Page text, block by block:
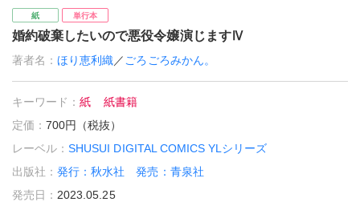
紙 単行本
婚約破棄したいので悪役令嬢演じますⅣ
著者名：ほり恵利織／ ごろごろみかん。
キーワード：紙
紙書籍
定価：700円（税抜）
レーベル：SHUSUI DIGITAL COMICS YLシリーズ
出版社：発行：秋水社 発売：青泉社
発売日： 2023.05.25